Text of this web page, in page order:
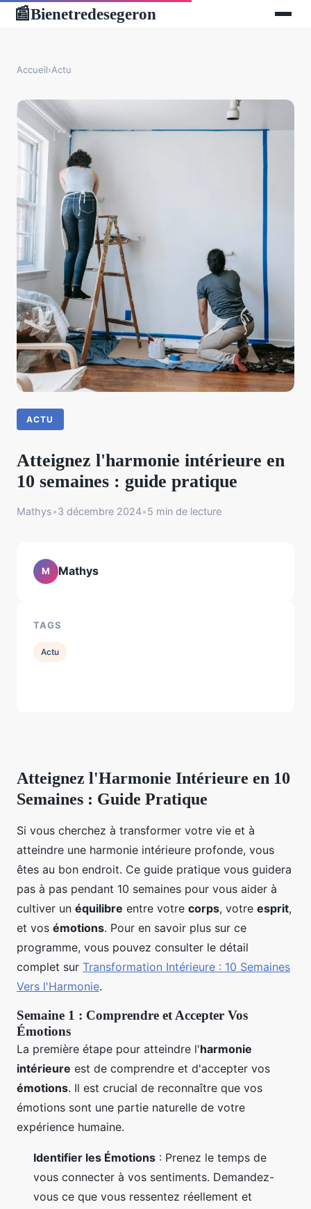
📰Bienetredesegeron
Accueil›Actu
ACTU
Atteignez l'harmonie intérieure en
10 semaines : guide pratique
Mathys•3 décembre 2024•5 min de lecture
Atteignez l'Harmonie Intérieure en 10
Semaines : Guide Pratique
Si vous cherchez à transformer votre vie et à
atteindre une harmonie intérieure profonde, vous
êtes au bon endroit. Ce guide pratique vous guidera
pas à pas pendant 10 semaines pour vous aider à
cultiver un équilibre entre votre corps, votre esprit,
et vos émotions. Pour en savoir plus sur ce
programme, vous pouvez consulter le détail
complet sur Transformation Intérieure : 10 Semaines
Vers l'Harmonie.
Semaine 1 : Comprendre et Accepter Vos
Émotions
La première étape pour atteindre l'harmonie
intérieure est de comprendre et d'accepter vos
émotions. Il est crucial de reconnaître que vos
émotions sont une partie naturelle de votre
expérience humaine.
Identifier les Émotions : Prenez le temps de
vous connecter à vos sentiments. Demandez-
vous ce que vous ressentez réellement et
M Mathys
TAGS
Actu